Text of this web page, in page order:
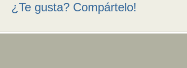
¿Te gusta? Compártelo!